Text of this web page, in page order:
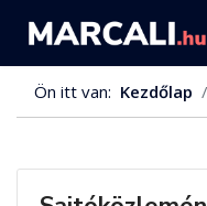
Ön itt van: Kezdőlap